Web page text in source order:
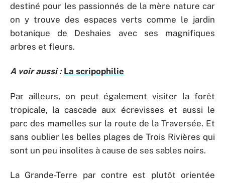
destiné pour les passionnés de la mère nature car
on y trouve des espaces verts comme le jardin
botanique de Deshaies avec ses magnifiques
arbres et fleurs.
A voir aussi : La scripophilie
Par ailleurs, on peut également visiter la forêt
tropicale, la cascade aux écrevisses et aussi le
parc des mamelles sur la route de la Traversée. Et
sans oublier les belles plages de Trois Rivières qui
sont un peu insolites à cause de ses sables noirs.
La Grande-Terre par contre est plutôt orientée